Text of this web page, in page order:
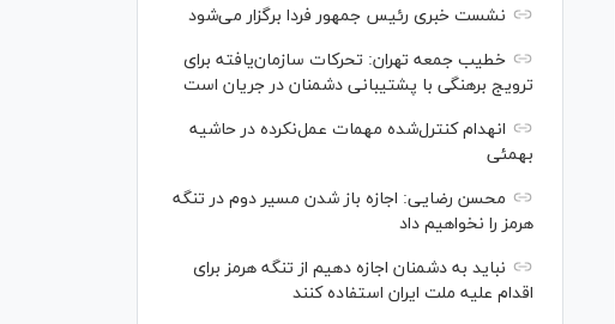
نشست خبری رئیس‌ جمهور فردا برگزار می‌شود
خطیب جمعه تهران: تحرکات سازمان‌یافته برای
ترویج برهنگی با پشتیبانی دشمنان در جریان است
انهدام کنترل‌شده مهمات عمل‌نکرده در حاشیه
بهمئی
محسن رضایی: اجازه باز شدن مسیر دوم در تنگه
هرمز را نخواهیم داد
نباید به دشمنان اجازه دهیم از تنگه هرمز برای
اقدام علیه ملت ایران استفاده کنند